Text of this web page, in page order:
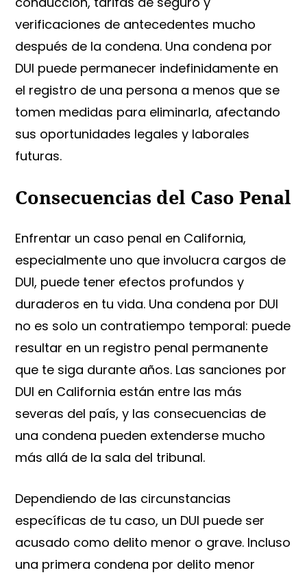
verificaciones de antecedentes mucho
después de la condena. Una condena por
DUI puede permanecer indefinidamente en
el registro de una persona a menos que se
tomen medidas para eliminarla, afectando
sus oportunidades legales y laborales
futuras.
Consecuencias del Caso Penal
Enfrentar un caso penal en California,
especialmente uno que involucra cargos de
DUI, puede tener efectos profundos y
duraderos en tu vida. Una condena por DUI
no es solo un contratiempo temporal: puede
resultar en un registro penal permanente
que te siga durante años. Las sanciones por
DUI en California están entre las más
severas del país, y las consecuencias de
una condena pueden extenderse mucho
más allá de la sala del tribunal.
Dependiendo de las circunstancias
específicas de tu caso, un DUI puede ser
acusado como delito menor o grave. Incluso
una primera condena por delito menor